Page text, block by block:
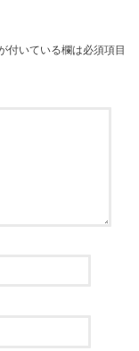
付いている欄は必須項目